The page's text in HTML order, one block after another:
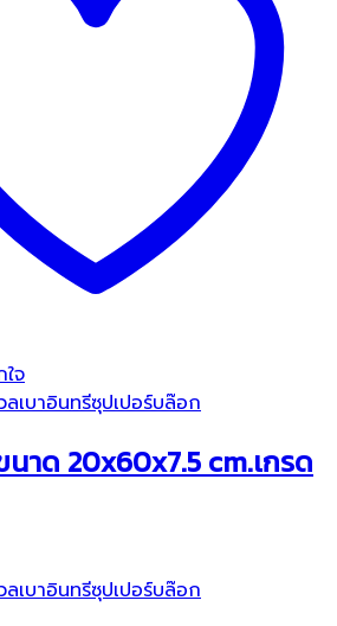
จ
เบาอินทรีซุปเปอร์บล๊อก
นาด 20x60x7.5 cm.เกรด
เบาอินทรีซุปเปอร์บล๊อก